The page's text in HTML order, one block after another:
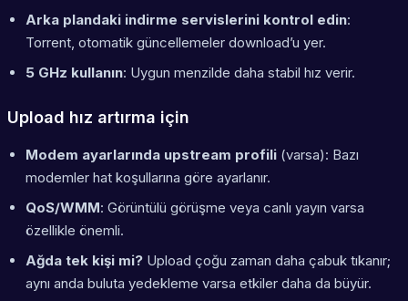
Arka plandaki indirme servislerini kontrol edin:
Torrent, otomatik güncellemeler download’u yer.
5 GHz kullanın: Uygun menzilde daha stabil hız verir.
Upload hız artırma için
Modem ayarlarında upstream profili (varsa): Bazı
modemler hat koşullarına göre ayarlanır.
QoS/WMM: Görüntülü görüşme veya canlı yayın varsa
özellikle önemli.
Ağda tek kişi mi? Upload çoğu zaman daha çabuk tıkanır;
aynı anda buluta yedekleme varsa etkiler daha da büyür.